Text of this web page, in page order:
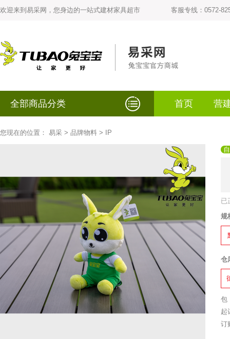
欢迎来到易采网，您身边的一站式建材家具超市 客服专线：0572-
全部商品分类 首页 营
您现在的位置： 易采 > 品牌物料 > IP
已
规
仓
包
起
订